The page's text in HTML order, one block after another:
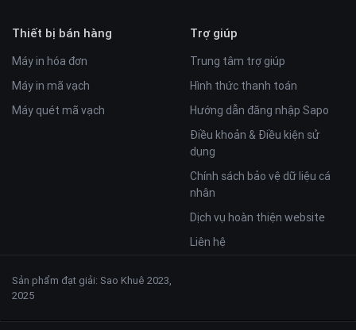
Thiết bị bán hàng
Máy in hóa đơn
Máy in mã vạch
Máy quét mã vạch
Trợ giúp
Trung tâm trợ giúp
Hình thức thanh toán
Hướng dẫn đăng nhập Sapo
Điều khoản & Điều kiện sử
dụng
Chính sách bảo vệ dữ liệu cá
nhân
Dịch vụ hoàn thiện website
Liên hệ
Sản phẩm đạt giải: Sao Khuê 2023,
2025